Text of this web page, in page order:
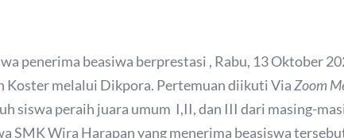
penerima beasiwa berprestasi , Rabu, 13 Oktober
Koster melalui Dikpora. Pertemuan diikuti ViaZoom
siswa peraih juara umum I,II, dan III dari masing-
SMK Wira Harapan yang menerima beasiswa